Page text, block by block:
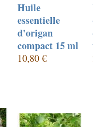
Huile
essentielle
d'origan
compact 15 ml
10,80 €